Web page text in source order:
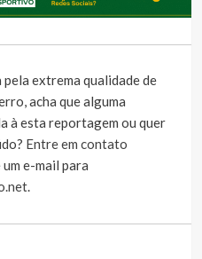
pela extrema qualidade de
acha que alguma
à esta reportagem ou quer
Entre em contato
e-mail para
.